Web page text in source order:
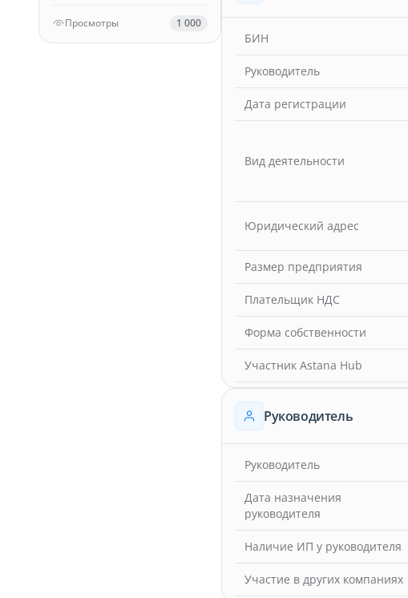
Просмотры 1 000
БИН
Руководитель
Дата регистрации
Вид деятельности
Юридический адрес
Размер предприятия
Плательщик НДС
Форма собственности
Участник Astana Hub
Руководитель
Руководитель
Дата назначения
руководителя
Наличие ИП у руководителя
Участие в других компаниях